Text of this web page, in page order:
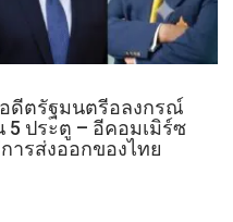
ดีตรัฐมนตรีอลงกรณ์
5 ประตู – อีคอมเมิร์ซ
ารส่งออกของไทย